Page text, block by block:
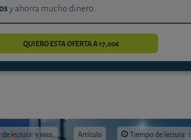
y ahorra mucho dinero.
QUIERO ESTA OFERTA A 17,00€
lectura: 3 min. Artículo Tiempo de lectura: